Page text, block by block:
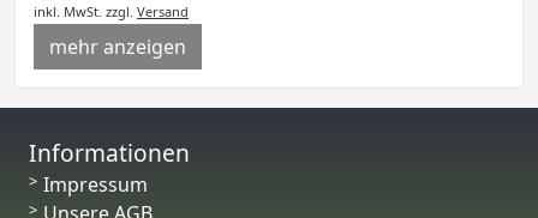
inkl. MwSt. zzgl. Versand
mehr anzeigen
Informationen
Impressum